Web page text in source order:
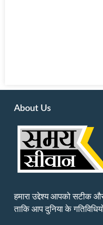
About Us
हमारा उद्देश्य आपको सटीक
ताकि आप दुनिया के